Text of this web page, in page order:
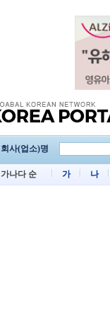
회사(업소)명
가나다 순 가 나